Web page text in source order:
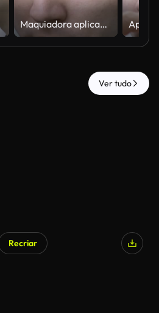
Maquiadora aplicando sombra escura em um homem
Ver tudo
Recriar